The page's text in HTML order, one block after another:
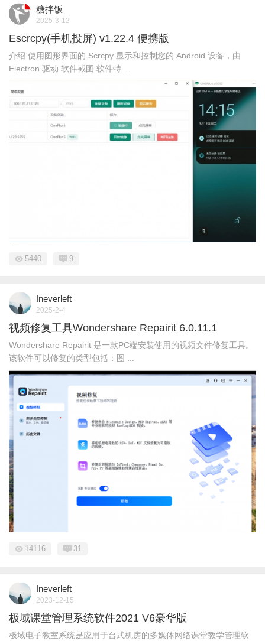
糖拌饭
2025-3-12
Escrcpy(手机投屏) v1.22.4 便携版
介绍 使用图形界面的 Scrcpy 显示和控制您的 Android 设备，由
Electron 驱动 软件截图 软件特 ...
5440 9
Ineverleft
2025-2-4
视频修复工具Wondershare Repairit 6.0.11.1
Wondershare Repairit 是一款PC端安装使用的视频文件修复工具。
该软件可以修复的类型包括：图 ...
14116 31
Ineverleft
2023-12-15
极域课堂管理系统软件2021 V6豪华版
极域电子教室系统是应用于台式机房的多媒体网络课堂教学管理软